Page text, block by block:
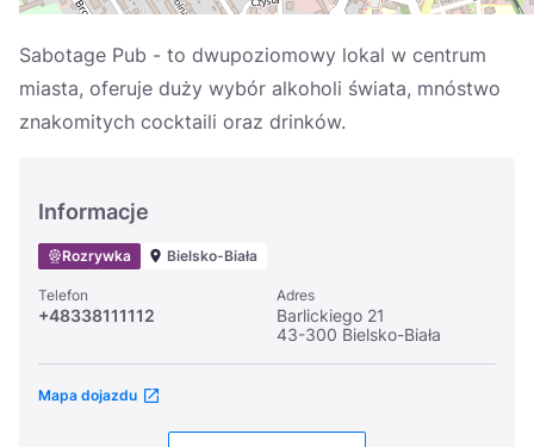
Sabotage Pub - to dwupoziomowy lokal w centrum
miasta, oferuje duży wybór alkoholi świata, mnóstwo
znakomitych cocktaili oraz drinków.
Informacje
Rozrywka Bielsko-Biała
Telefon
+48338111112
Adres
Barlickiego 21
43-300 Bielsko-Biała
Mapa dojazdu